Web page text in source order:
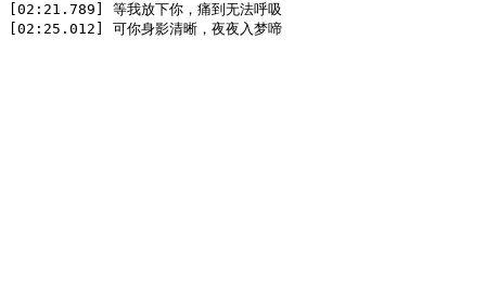
[02:21.789] 等我放下你，痛到无法呼吸
[02:25.012] 可你身影清晰，夜夜入梦啼